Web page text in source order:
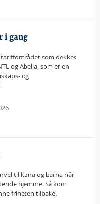
i gang
som dekkes
og Abelia, som er en
og
til kona og barna når
hjemme. Så kom
friheten tilbake.